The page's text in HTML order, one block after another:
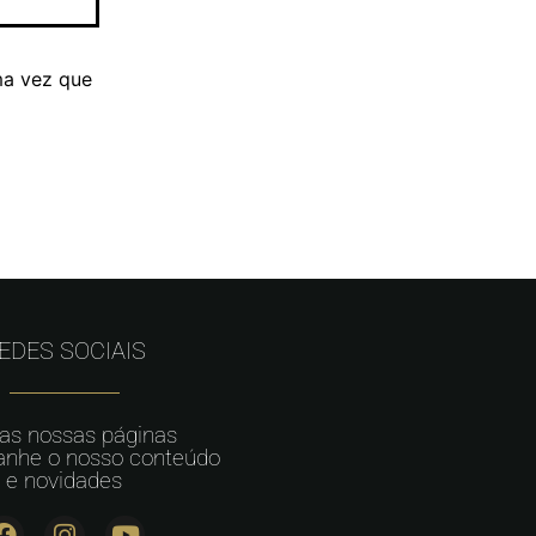
vez que
SOCIAIS
nossas páginas
o nosso conteúdo
e novidades